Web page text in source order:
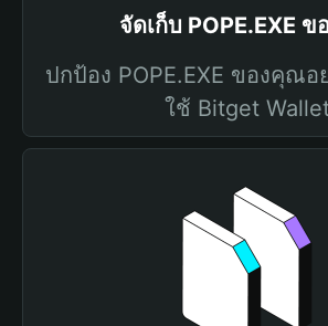
จัดเก็บ POPE.EXE
ปกป้อง POPE.EXE ของคุณอ
ใช้ Bitget